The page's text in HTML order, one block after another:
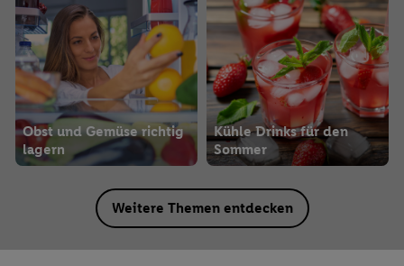
Obst und Gemüse richtig
lagern
Kühle Drinks für den
Sommer
Weitere Themen entdecken